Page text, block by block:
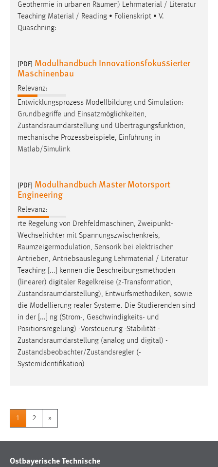
Geothermie in urbanen Räumen) Lehrmaterial / Literatur
Teaching Material / Reading • Folienskript • V.
Quaschning:
[PDF] Modulhandbuch Innovationsfokussierter
Maschinenbau
Relevanz:
Entwicklungsprozess Modellbildung und Simulation:
Grundbegriffe und Einsatzmöglichkeiten,
Zustandsraumdarstellung und Übertragungsfunktion,
mechanische Prozessbeispiele, Einführung in
Matlab/Simulink
[PDF] Modulhandbuch Master Motorsport
Engineering
Relevanz:
rte Regelung von Drehfeldmaschinen, Zweipunkt-
Wechselrichter mit Spannungszwischenkreis,
Raumzeigermodulation, Sensorik bei elektrischen
Antrieben, Antriebsauslegung Lehrmaterial / Literatur
Teaching [...] kennen die Beschreibungsmethoden
(linearer) digitaler Regelkreise (z-Transformation,
Zustandsraumdarstellung), Entwurfsmethodiken, sowie
die Modellierung realer Systeme. Die Studierenden sind
in der [...] ng (Strom-, Geschwindigkeits- und
Positionsregelung) -Vorsteuerung -Stabilität -
Zustandsraumdarstellung (analog und digital) -
Zustandsbeobachter/Zustandsregler (-
Systemidentifikation)
1 2 »
Ostbayerische Technische